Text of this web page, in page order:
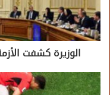
الوزيرة كشفت